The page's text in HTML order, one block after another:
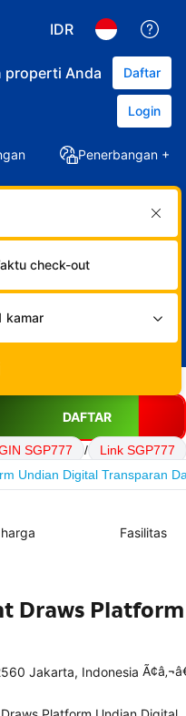
IDR
properti Anda Daftar
Login
Penerbangan +
check-out
kamar
DAFTAR
SGP777 /
Link SGP777
Undian Digital Transparan
Fasilitas
Draws
Jakarta, Indonesia